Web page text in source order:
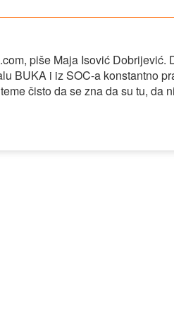
piše Maja Isović Dobrijević.
BUKA i iz SOC-a konstantno
čisto da se zna da su tu,